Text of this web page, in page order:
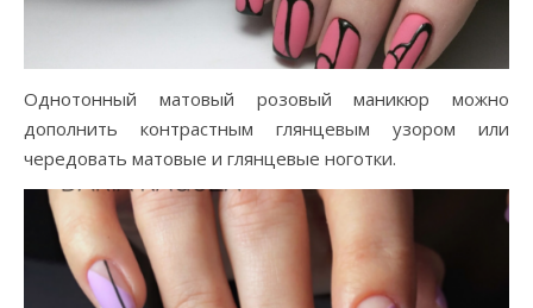
Однотонный матовый розовый маникюр можно
дополнить контрастным глянцевым узором или
чередовать матовые и глянцевые ноготки.